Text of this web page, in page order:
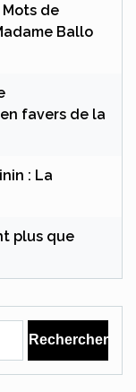
de
Ballo
favers de la
: La
plus que